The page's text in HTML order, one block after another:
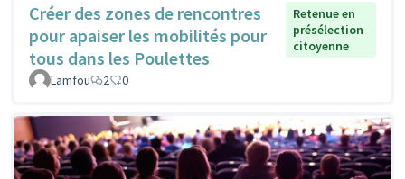
Créer des zones de rencontres
pour apaiser les mobilités pour
tous dans les Poulettes
Retenue en
présélection
citoyenne
Lamfou 2 0